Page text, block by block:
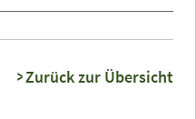
Zurück zur Übersicht